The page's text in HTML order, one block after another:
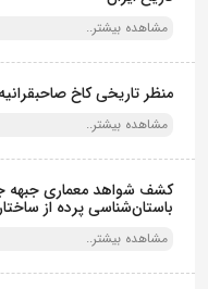
مشاهده بیشتر..
منظر تاریخی کاخ
مشاهده بیشتر..
کشف شواهد معماری جبهه
باستان‌شناسی پرده از
مشاهده بیشتر..